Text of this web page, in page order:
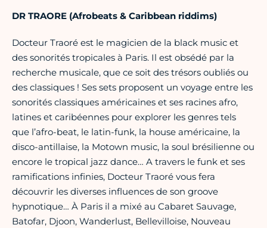
DR TRAORE (Afrobeats & Caribbean riddims)
Docteur Traoré est le magicien de la black music et
des sonorités tropicales à Paris. Il est obsédé par la
recherche musicale, que ce soit des trésors oubliés ou
des classiques ! Ses sets proposent un voyage entre les
sonorités classiques américaines et ses racines afro,
latines et caribéennes pour explorer les genres tels
que l’afro-beat, le latin-funk, la house américaine, la
disco-antillaise, la Motown music, la soul brésilienne ou
encore le tropical jazz dance… A travers le funk et ses
ramifications infinies, Docteur Traoré vous fera
découvrir les diverses influences de son groove
hypnotique… À Paris il a mixé au Cabaret Sauvage,
Batofar, Djoon, Wanderlust, Bellevilloise, Nouveau